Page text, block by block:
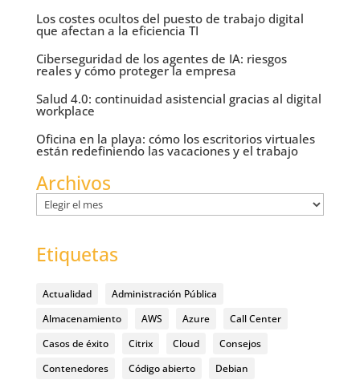
Los costes ocultos del puesto de trabajo digital
que afectan a la eficiencia TI
Ciberseguridad de los agentes de IA: riesgos
reales y cómo proteger la empresa
Salud 4.0: continuidad asistencial gracias al digital
workplace
Oficina en la playa: cómo los escritorios virtuales
están redefiniendo las vacaciones y el trabajo
Archivos
Archivos
Etiquetas
Actualidad
Administración Pública
Almacenamiento
AWS Azure
Call Center
Casos de éxito
Citrix Cloud
Consejos
Contenedores
Código abierto
Debian